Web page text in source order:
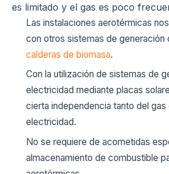
es limitado y el gas es poco
Las instalaciones aerotérmicas
con otros sistemas de generación
calderas de biomasa.
Con la utilización de sistemas de
electricidad mediante placas
cierta independencia tanto del gas
electricidad.
No se requiere de acometidas
almacenamiento de combustible